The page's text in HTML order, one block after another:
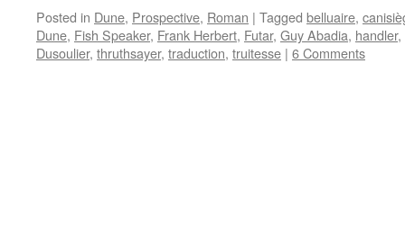
Posted in Dune, Prospective, Roman | Tagged belluaire,
Dune, Fish Speaker, Frank Herbert, Futar, Guy Abadia, handler,
Dusoulier, thruthsayer, traduction, truitesse | 6 Comments